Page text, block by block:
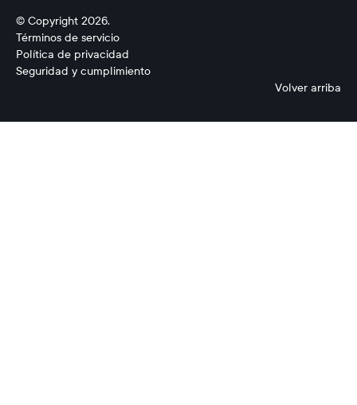
© Copyright 2026.
Términos de servicio
Política de privacidad
Seguridad y cumplimiento
Volver arriba